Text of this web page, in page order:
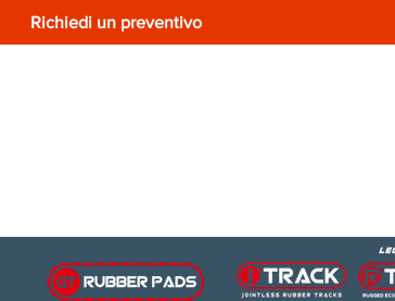
Richiedi un preventivo